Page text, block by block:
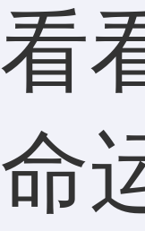
看
命